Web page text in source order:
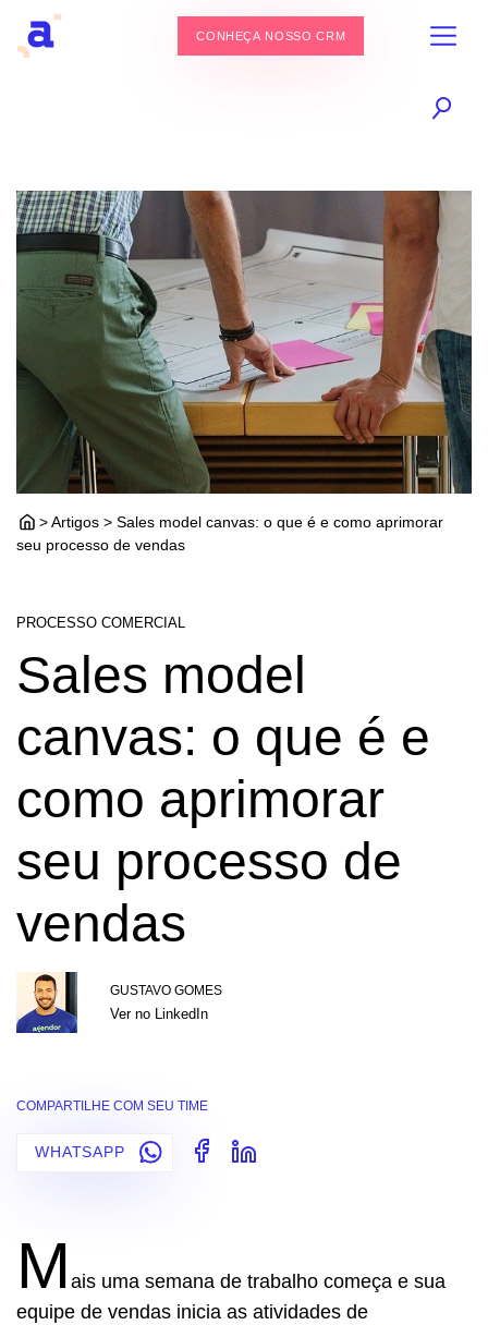
CONHEÇA NOSSO CRM
> Artigos > Sales model canvas: o que é e como aprimorar
seu processo de vendas
PROCESSO COMERCIAL
Sales model
canvas: o que é e
como aprimorar
seu processo de
vendas
GUSTAVO GOMES
Ver no LinkedIn
COMPARTILHE COM SEU TIME
WHATSAPP
M ais uma semana de trabalho começa e sua
equipe de vendas inicia as atividades de